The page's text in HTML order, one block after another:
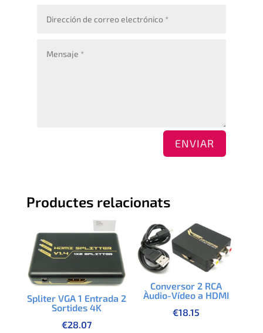
ENVIAR
Productes relacionats
Spliter VGA 1 Entrada 2
Sortides 4K
€28.07
Conversor 2 RCA
Àudio-Vídeo a HDMI
€18.15